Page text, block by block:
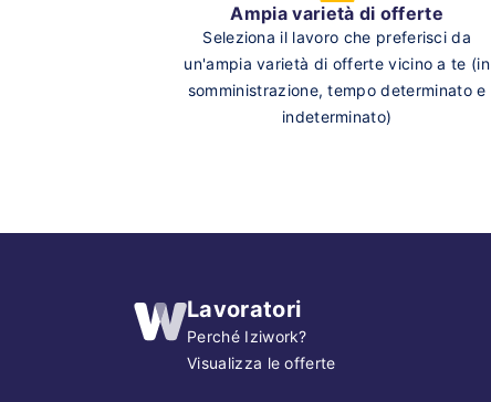
Ampia varietà di offerte
Seleziona il lavoro che preferisci da
un'ampia varietà di offerte vicino a te (in
somministrazione, tempo determinato e
indeterminato)
Lavoratori
Perché Iziwork?
Visualizza le offerte